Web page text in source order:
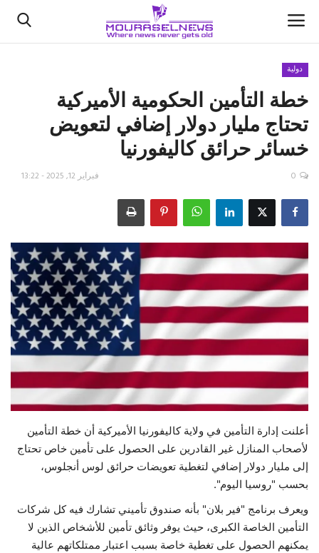
الأخبار
كتّابنا
السعودية
اقتصاد
علوم وتكنولوجيا
رياضة
حياة
دولية
خطة التأمين الحكومية الأميركية
تحتاج مليار دولار إضافي لتعويض
خسائر حرائق كاليفورنيا
فبراير 12, 2025 - 13:22 0
أعلنت إدارة التأمين في ولاية كاليفورنيا الأميركية أن خطة التأمين
لأصحاب المنازل غير القادرين على الحصول على تأمين خاص تحتاج
إلى مليار دولار إضافي لتغطية تعويضات حرائق لوس أنجلوس،
بحسب "روسيا اليوم".
ويعرف برنامج "فير بلان" بأنه صندوق تأميني تشارك فيه كل شركات
التأمين الخاصة الكبرى، حيث يوفر وثائق تأمين للأشخاص الذين لا
يمكنهم الحصول على تغطية خاصة بسبب اعتبار ممتلكاتهم عالية